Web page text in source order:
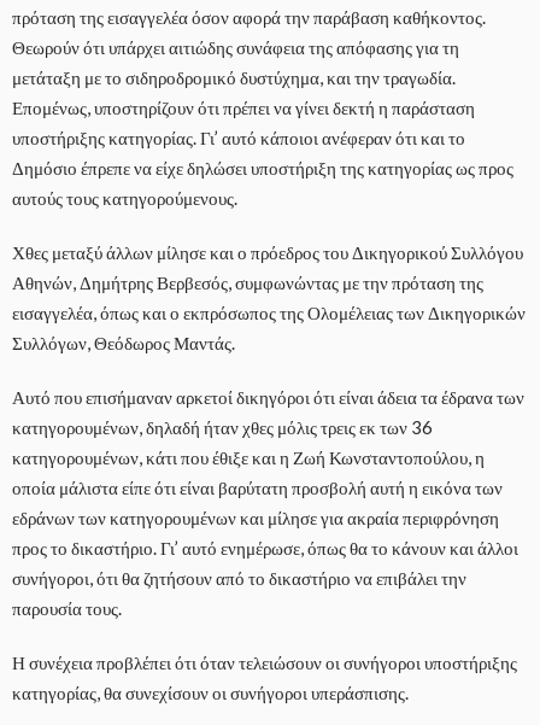
πρόταση της εισαγγελέα όσον αφορά την παράβαση καθήκοντος.
Θεωρούν ότι υπάρχει αιτιώδης συνάφεια της απόφασης για τη
μετάταξη με το σιδηροδρομικό δυστύχημα, και την τραγωδία.
Επομένως, υποστηρίζουν ότι πρέπει να γίνει δεκτή η παράσταση
υποστήριξης κατηγορίας. Γι’ αυτό κάποιοι ανέφεραν ότι και το
Δημόσιο έπρεπε να είχε δηλώσει υποστήριξη της κατηγορίας ως προς
αυτούς τους κατηγορούμενους.
Χθες μεταξύ άλλων μίλησε και ο πρόεδρος του Δικηγορικού Συλλόγου
Αθηνών, Δημήτρης Βερβεσός, συμφωνώντας με την πρόταση της
εισαγγελέα, όπως και ο εκπρόσωπος της Ολομέλειας των Δικηγορικών
Συλλόγων, Θεόδωρος Μαντάς.
Αυτό που επισήμαναν αρκετοί δικηγόροι ότι είναι άδεια τα έδρανα των
κατηγορουμένων, δηλαδή ήταν χθες μόλις τρεις εκ των 36
κατηγορουμένων, κάτι που έθιξε και η Ζωή Κωνσταντοπούλου, η
οποία μάλιστα είπε ότι είναι βαρύτατη προσβολή αυτή η εικόνα των
εδράνων των κατηγορουμένων και μίλησε για ακραία περιφρόνηση
προς το δικαστήριο. Γι’ αυτό ενημέρωσε, όπως θα το κάνουν και άλλοι
συνήγοροι, ότι θα ζητήσουν από το δικαστήριο να επιβάλει την
παρουσία τους.
Η συνέχεια προβλέπει ότι όταν τελειώσουν οι συνήγοροι υποστήριξης
κατηγορίας, θα συνεχίσουν οι συνήγοροι υπεράσπισης.